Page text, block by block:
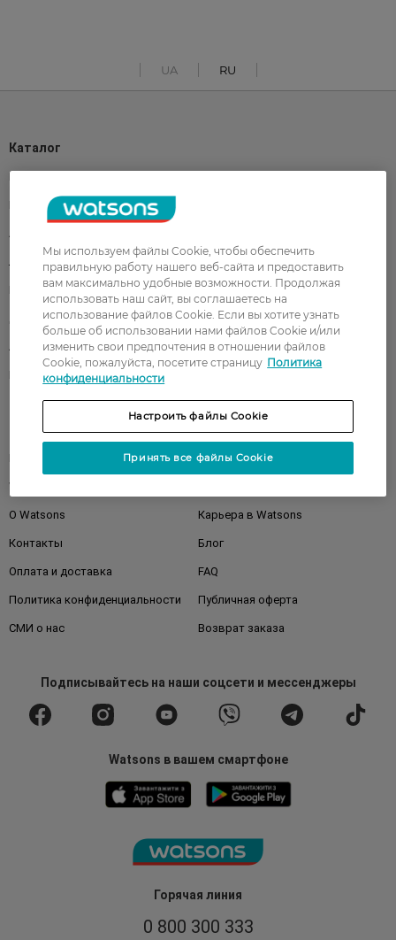
UA RU
Горячая линия
0 800 300 333
Каталог
Корейская косметика
Парфюмерия
Акции
Лицо Тело
Подарки Детям
Волосы
Аксессуары Дерматокосметика
Бренды
Клиентам
Магазины
Watsons Club
О Watsons Карьера в Watsons
Контакты Блог
Оплата и доставка FAQ
Политика конфиденциальности Публичная оферта
СМИ о нас Возврат заказа
Подписывайтесьна наши соцсети и мессенджеры
Watsons в вашем смартфоне
Мы используем файлы Cookie, чтобы обеспечить
правильную работу нашего веб-сайта и предоставить
вам максимально удобные возможности. Продолжая
использовать наш сайт, вы соглашаетесь на
использование файлов Cookie. Если вы хотите узнать
больше об использовании нами файлов Cookie и/или
изменить свои предпочтения в отношении файлов
Cookie, пожалуйста, посетите страницу Политика
конфиденциальности
Настроить файлы Cookie
Принять все файлы Cookie